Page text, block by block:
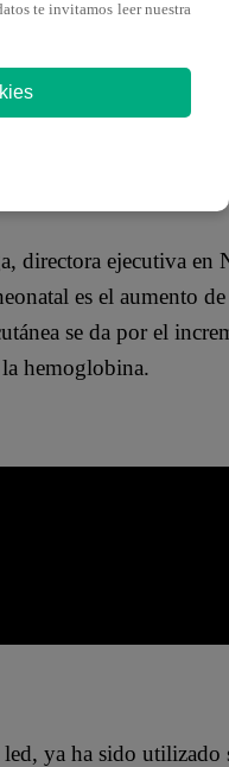
está liderado por los
por brindar una
principal objetivo es
tiempo posible de
directora ejecutiva
es el aumento
se da por el
hemoglobina.
ya ha sido utilizado
te invitamos leer nuestra